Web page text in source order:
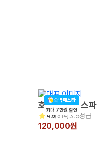
숙박페스타
최대 7만원 할인
호텔포레 더 스파
4.5( 314)3.5성급
120,000원